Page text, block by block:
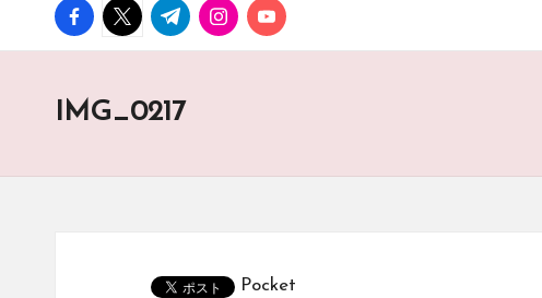
然
草
facebook.com
twitter.com
t.me instagram.com
youtube.com
IMG_0217
Pocket